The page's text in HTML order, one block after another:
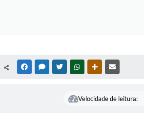
FACEBOOKMESSENGER
TWITTERWHATSAPPOUTRAS MÍDIAS
Velocidade de leitura: